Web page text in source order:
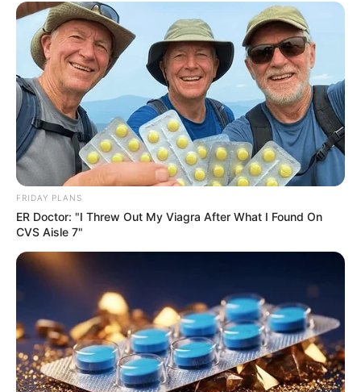
ข้อมูลโดย:
แชมป์อันดับ 1 ศึกชิงจ้าวหมอดู 2018
HOROLive ดูดวงสดบนมือถือ ทุกที่ทุกเวลา
กับหมอดูคุณภาพที่เราคัดสรรมาแล้ว
ดาวน์โหลด –คลิก
รายละเอียดเพิ่มเติมhorolive
FRIDAY PLANS
ER Doctor: "I Threw Out My Viagra After What I Found On
CVS Aisle 7"